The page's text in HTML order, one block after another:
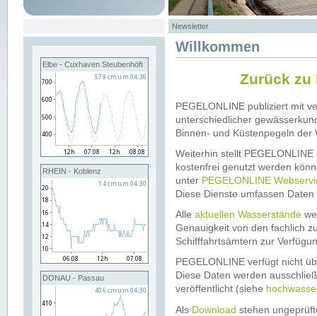
Newsletter
Elbe - Cuxhaven Steubenhöft
RHEIN - Koblenz
DONAU - Passau
Willkommen
Zurück zu
PEGELONLINE publiziert mit
unterschiedlicher
Binnen- und Küstenpegeln
Weiterhin stellt
kostenfrei genutzt werden
unter PEGELONLINE
Diese Dienste umfassen
Alle aktuellen Wasserstände
Genauigkeit von den fachlich
Schifffahrtsämtern zur
PEGELONLINE verfügt nicht
Diese Daten werden
veröffentlicht (siehe
Als Download stehen